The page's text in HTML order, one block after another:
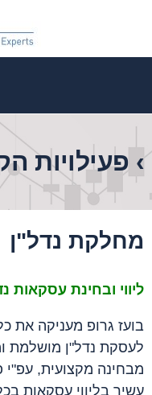
› פעילויות
מחלקת נדל"ן
ליווי ובחינת עסקאות
בועז גרופ מעניקה את
לעסקת נדל"ן מושלמת
מבחינה מקצועית, עפ"י
עשיר בליווי עסקאות